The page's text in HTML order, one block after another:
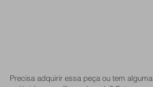
Precisa adquirir essa peça ou tem alguma